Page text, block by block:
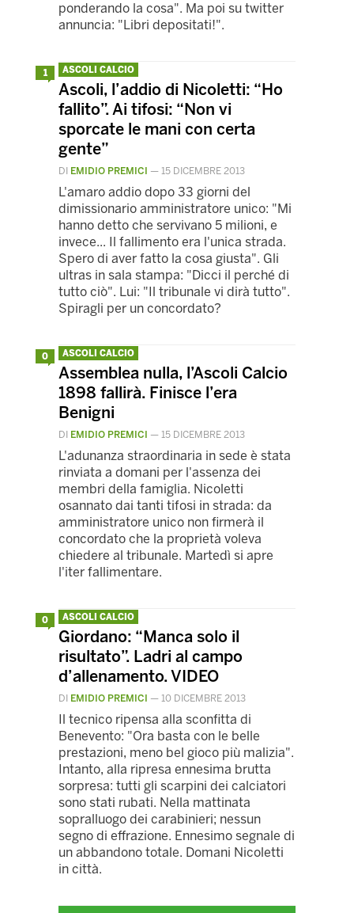
ponderando la cosa". Ma poi su twitter
annuncia: "Libri depositati!".
1 ASCOLI CALCIO
Ascoli, l’addio di Nicoletti: “Ho
fallito”. Ai tifosi: “Non vi
sporcate le mani con certa
gente”
DI EMIDIO PREMICI — 15 DICEMBRE 2013
L'amaro addio dopo 33 giorni del
dimissionario amministratore unico: "Mi
hanno detto che servivano 5 milioni, e
invece... Il fallimento era l'unica strada.
Spero di aver fatto la cosa giusta". Gli
ultras in sala stampa: "Dicci il perché di
tutto ciò". Lui: "Il tribunale vi dirà tutto".
Spiragli per un concordato?
0 ASCOLI CALCIO
Assemblea nulla, l’Ascoli Calcio
1898 fallirà. Finisce l’era
Benigni
DI EMIDIO PREMICI — 15 DICEMBRE 2013
L'adunanza straordinaria in sede è stata
rinviata a domani per l'assenza dei
membri della famiglia. Nicoletti
osannato dai tanti tifosi in strada: da
amministratore unico non firmerà il
concordato che la proprietà voleva
chiedere al tribunale. Martedì si apre
l'iter fallimentare.
0 ASCOLI CALCIO
Giordano: “Manca solo il
risultato”. Ladri al campo
d’allenamento. VIDEO
DI EMIDIO PREMICI — 10 DICEMBRE 2013
Il tecnico ripensa alla sconfitta di
Benevento: "Ora basta con le belle
prestazioni, meno bel gioco più malizia".
Intanto, alla ripresa ennesima brutta
sorpresa: tutti gli scarpini dei calciatori
sono stati rubati. Nella mattinata
sopralluogo dei carabinieri; nessun
segno di effrazione. Ennesimo segnale di
un abbandono totale. Domani Nicoletti
in città.